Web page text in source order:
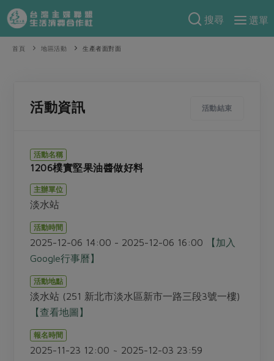
搜尋
選單
產品分類
芽苗類
奶蛋豆・五穀
肉品・水產
畜產肉類
水畜加工品
調理食材・點心
食材
麵食
肉食
海鮮
蔬食
蛋料理
料理方式
醬料
特別企畫
把最好的台灣味帶回家！
2026年端午節預購圓滿結束
更多預購活動
當季產品
傳到心坎裡，誠心又澎派
合作25-經典快閃最後一週
合作25-精選產品第四彈
更多當季產品
觀點文章
主婦食堂
社內大小事
產品故事
樂齡生活
廚房瑜伽
關注議題
減硝酸鹽
關於合作社
認識合作社
關於我們
合作社組織
員工與求才
產品檢驗
自主把關
檢驗報告
重要公告
首頁 地區活動 生產者面對面
活動結束
活動資訊
活動名稱
1206樸實堅果油醬做好料
主辦單位
淡水站
活動時間
2025-12-06 14:00 - 2025-12-06 16:00
【加入
Google行事曆】
活動地點
淡水站 (251 新北市淡水區新市一路三段3號一樓)
【查看地圖】
報名時間
2025-11-23 12:00 ~ 2025-12-03 23:59